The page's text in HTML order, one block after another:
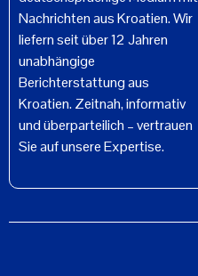
Nachrichten aus Kroatien. Wir
liefern seit über 12 Jahren
unabhängige
Berichterstattung aus
Kroatien. Zeitnah, informativ
und überparteilich – vertrauen
Sie auf unsere Expertise.